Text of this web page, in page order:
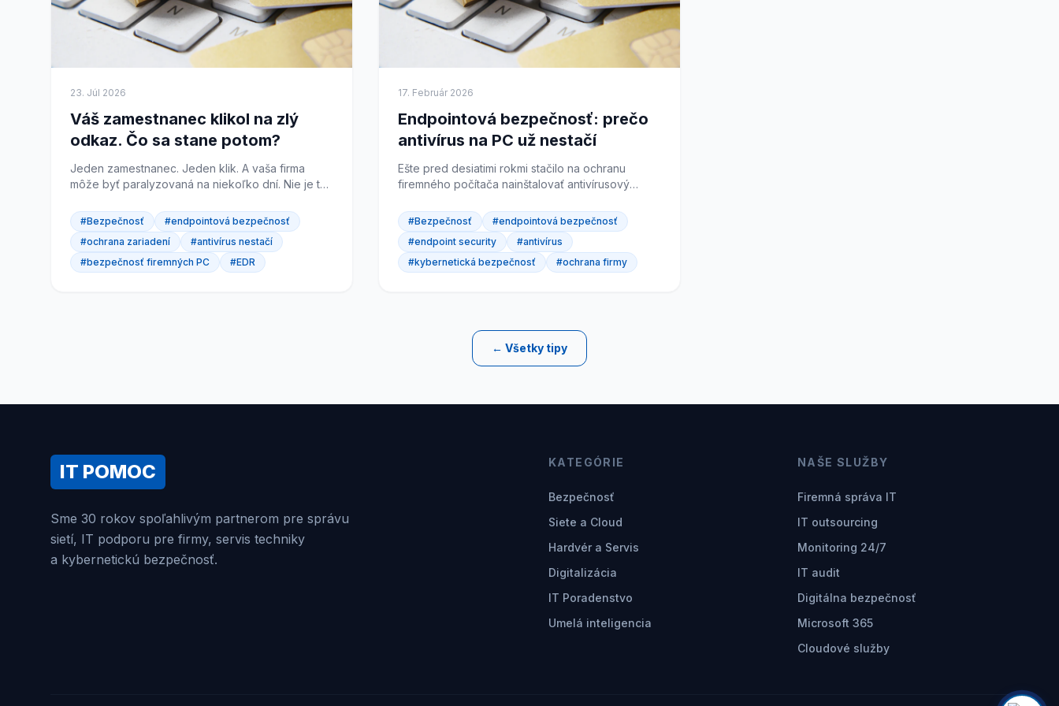
23. Júl 2026
Váš zamestnanec klikol na zlý
odkaz. Čo sa stane potom?
Jeden zamestnanec. Jeden klik. A vaša firma
môže byť paralyzovaná na niekoľko dní. Nie je to
pravidelne. A...
#Bezpečnosť
#endpointová bezpečnosť
#ochrana zariadení
#antivírus nestačí
#bezpečnosť firemných PC
#EDR
17. Február 2026
Endpointová bezpečnosť: prečo
antivírus na PC už nestačí
Ešte pred desiatimi rokmi stačilo na ochranu
firemného počítača nainštalovať antivírusový
situácia úplne iná....
#Bezpečnosť
#endpointová bezpečnosť
#endpoint security
#antivírus
#kybernetická bezpečnosť
#ochrana firmy
← Všetky tipy
IT POMOC
Sme 30 rokov spoľahlivým partnerom pre správu
sietí, IT podporu pre firmy, servis techniky
a kybernetickú bezpečnosť.
KATEGÓRIE
Bezpečnosť
Siete a Cloud
Hardvér a Servis
Digitalizácia
IT Poradenstvo
Umelá inteligencia
NAŠE SLUŽBY
Firemná správa IT
IT outsourcing
Monitoring 24/7
IT audit
Digitálna bezpečnosť
Microsoft 365
Cloudové služby